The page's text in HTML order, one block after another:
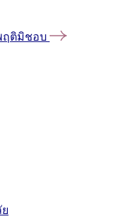
ฤติมิชอบ